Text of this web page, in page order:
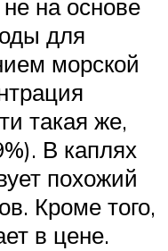
на основе
для
морской
такая же,
В каплях
похожий
Кроме того,
в цене.